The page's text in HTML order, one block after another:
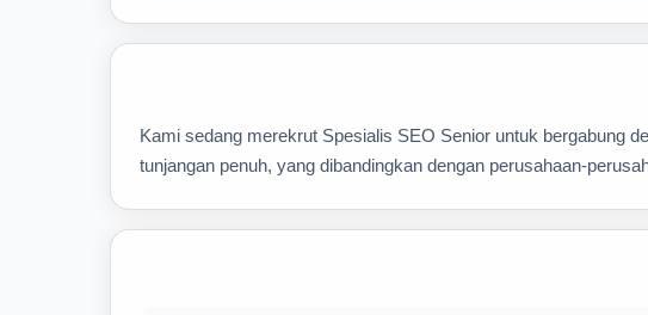
Kami sedang merekrut Spesialis SEO Senior untuk bergabung
tunjangan penuh, yang dibandingkan dengan perusahaan-